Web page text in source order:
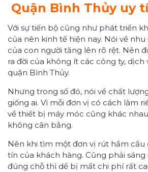
Quận Bình Thủy uy
Với sự tiến bộ cũng như phát triển
của nên kinh tế hiện nay. Nói về
của con người tăng lên rõ rệt. Nên
ra đời của không ít các công ty,
quận Bình Thủy.
Nhưng trong số đó, nói về chất
giống ai. Vì mỗi đơn vị có cách làm
về thiết bị máy móc cũng khác
không cân bằng.
Nên khi tìm một đơn vị rút hầm cầu
tín của khách hàng. Cũng phải
đúng chỗ thì dể bị mất chi phí rất